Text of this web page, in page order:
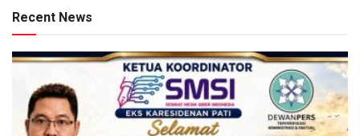
Recent News